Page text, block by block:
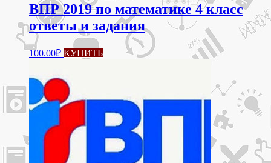
ВПР 2019 по математике 4 класс
ответы и задания
100.00₽ КУПИТЬ